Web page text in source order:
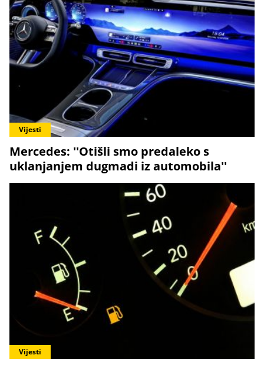
Vijesti
Mercedes: ''Otišli smo predaleko s
uklanjanjem dugmadi iz automobila''
Vijesti